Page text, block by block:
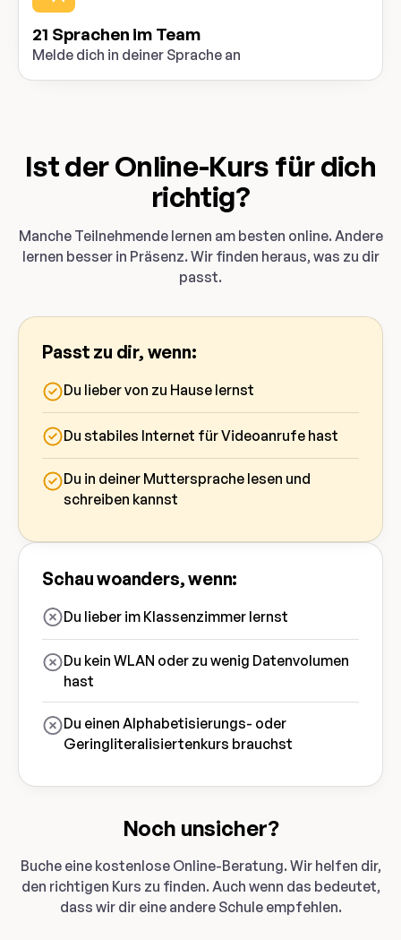
21 Sprachen im Team
Melde dich in deiner Sprache an
Ist der Online-Kurs für dich
richtig?
Manche Teilnehmende lernen am besten online. Andere
lernen besser in Präsenz. Wir finden heraus, was zu dir
passt.
Passt zu dir, wenn:
Du lieber von zu Hause lernst
Du stabiles Internet für Videoanrufe hast
Du in deiner Muttersprache lesen und
schreiben kannst
Schau woanders, wenn:
Du lieber im Klassenzimmer lernst
Du kein WLAN oder zu wenig Datenvolumen
hast
Du einen Alphabetisierungs- oder
Geringliteralisiertenkurs brauchst
Noch unsicher?
Buche eine kostenlose Online-Beratung. Wir helfen dir,
den richtigen Kurs zu finden. Auch wenn das bedeutet,
dass wir dir eine andere Schule empfehlen.